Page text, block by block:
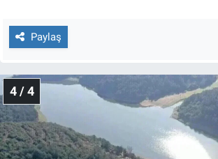
Paylaş
4 / 4